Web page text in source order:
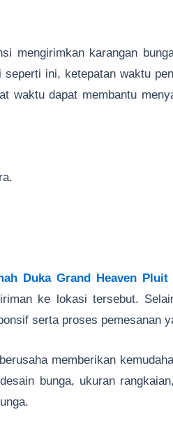
mengirimkan karangan
ini, ketepatan waktu
waktu dapat membantu
Duka Grand Heaven Pluit
ke lokasi tersebut.
serta proses pemesanan
memberikan
bunga, ukuran